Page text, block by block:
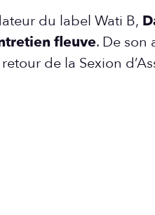
du label Wati B,
fleuve. De son
de la Sexion